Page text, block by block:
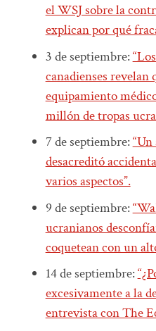
el WSJ sobre la
explican por qué
3 de septiembre:
canadienses revelan
equipamiento
millón de tropas
7 de septiembre:
desacreditó
varios aspectos”.
9 de septiembre:
ucranianos
coquetean con un
14 de septiembre:
excesivamente a la
entrevista con The